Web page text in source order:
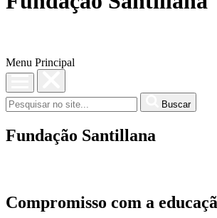
Menu Principal
Buscar
Fundação Santillana
Compromisso com a